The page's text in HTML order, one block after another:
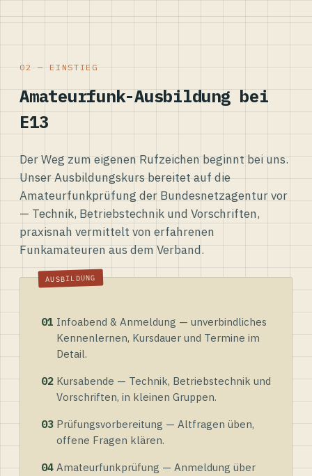
02 — EINSTIEG
Amateurfunk-Ausbildung bei
E13
Der Weg zum eigenen Rufzeichen beginnt bei uns.
Unser Ausbildungskurs bereitet auf die
Amateurfunkprüfung der Bundesnetzagentur vor
— Technik, Betriebstechnik und Vorschriften,
praxisnah vermittelt von erfahrenen
Funkamateuren aus dem Verband.
01 Infoabend & Anmeldung — unverbindliches
Kennenlernen, Kursdauer und Termine im
Detail.
02 Kursabende — Technik, Betriebstechnik und
Vorschriften, in kleinen Gruppen.
03 Prüfungsvorbereitung — Altfragen üben,
offene Fragen klären.
04 Amateurfunkprüfung — Anmeldung über